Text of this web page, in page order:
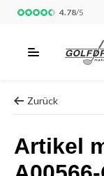
4.78/5
Zurück
Artikel